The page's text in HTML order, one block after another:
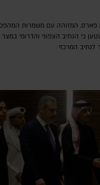
פארס, המזוהה עם משמרות
כי הנתיב הצפוני והדרומי במצר
לנתיב המרכזי